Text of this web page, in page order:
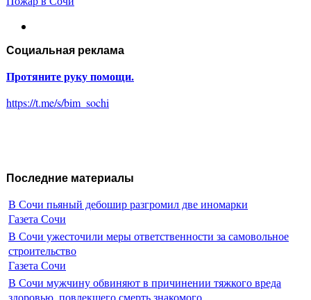
Социальная реклама
Протяните руку помощи.
https://t.me/s/bim_sochi
Последние материалы
В Сочи пьяный дебошир разгромил две иномарки
Газета Сочи
В Сочи ужесточили меры ответственности за самовольное
строительство
Газета Сочи
В Сочи мужчину обвиняют в причинении тяжкого вреда
здоровью, повлекшего смерть знакомого